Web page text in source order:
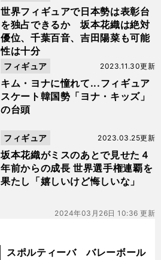
世界フィギュアで日本勢は表彰台
を独占できるか 坂本花織は絶対
優位、千葉百音、吉田陽菜も可能
性は十分
キム・ヨナに憧れて...フィギュア
スケート韓国勢「ヨナ・キッズ」
の台頭
2023.11.30更新
フィギュア
坂本花織がミスのあとで見せた４
年前からの成長 世界選手権連覇を
果たし「嬉しいけど悔しいな」
2023.03.25更新
フィギュア
2024年03月26日 10:36 更新
スポルティーバ バレーボール